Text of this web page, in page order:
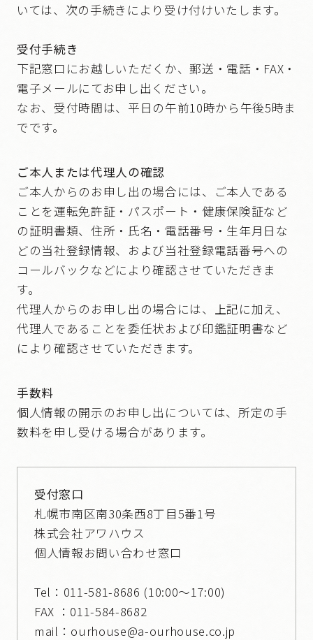
いては、次の手続きにより受け付けいたします。
受付手続き
下記窓口にお越しいただくか、郵送・電話・FAX・
電子メールにてお申し出ください。
なお、受付時間は、平日の午前10時から午後5時ま
でです。
ご本人または代理人の確認
ご本人からのお申し出の場合には、ご本人である
ことを運転免許証・パスポート・健康保険証など
の証明書類、住所・氏名・電話番号・生年月日な
どの当社登録情報、および当社登録電話番号への
コールバックなどにより確認させていただきま
す。
代理人からのお申し出の場合には、上記に加え、
代理人であることを委任状および印鑑証明書など
により確認させていただきます。
手数料
個人情報の開示のお申し出については、所定の手
数料を申し受ける場合があります。
受付窓口
札幌市南区南30条西8丁目5番1号
株式会社アワハウス
個人情報お問い合わせ窓口
Tel： 011-581-8686 (10:00～17:00)
FAX ：011-584-8682
mail： ourhouse@a-ourhouse.co.jp